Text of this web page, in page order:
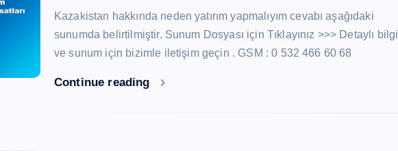
Kazakistan hakkında neden yatırım yapmalıyım cevabı aşağıdaki
sunumda belirtilmiştir. Sunum Dosyası için Tıklayınız >>> Detaylı bilgi
ve sunum için bizimle iletişim geçin . GSM : 0 532 466 60 68
Continue reading